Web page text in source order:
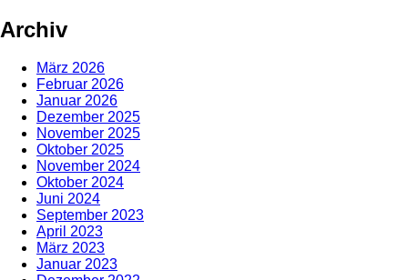
Archiv
März 2026
Februar 2026
Januar 2026
Dezember 2025
November 2025
Oktober 2025
November 2024
Oktober 2024
Juni 2024
September 2023
April 2023
März 2023
Januar 2023